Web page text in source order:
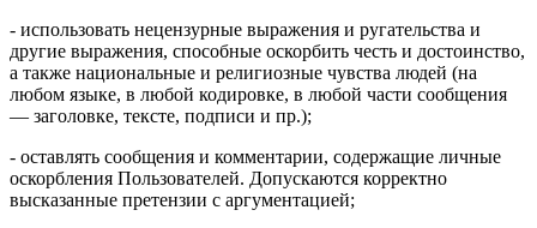
- использовать нецензурные выражения и ругательства и
другие выражения, способные оскорбить честь и достоинство,
а также национальные и религиозные чувства людей (на
любом языке, в любой кодировке, в любой части сообщения
— заголовке, тексте, подписи и пр.);
- оставлять сообщения и комментарии, содержащие личные
оскорбления Пользователей. Допускаются корректно
высказанные претензии с аргументацией;